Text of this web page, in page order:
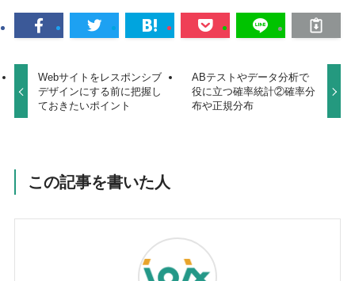
Webサイトをレスポンシブ
デザインにする前に把握し
ておきたいポイント
ABテストやデータ分析で
役に立つ確率統計②確率分
布や正規分布
この記事を書いた人